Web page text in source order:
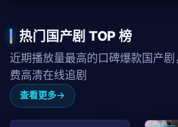
热门国产剧 TOP 榜
近期播放量最高的口碑爆款国产
费高清在线追剧
查看更多